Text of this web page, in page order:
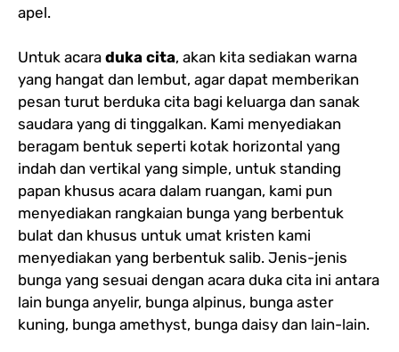
apel.
Untuk acara duka cita, akan kita sediakan warna
yang hangat dan lembut, agar dapat memberikan
pesan turut berduka cita bagi keluarga dan sanak
saudara yang di tinggalkan. Kami menyediakan
beragam bentuk seperti kotak horizontal yang
indah dan vertikal yang simple, untuk standing
papan khusus acara dalam ruangan, kami pun
menyediakan rangkaian bunga yang berbentuk
bulat dan khusus untuk umat kristen kami
menyediakan yang berbentuk salib. Jenis-jenis
bunga yang sesuai dengan acara duka cita ini antara
lain bunga anyelir, bunga alpinus, bunga aster
kuning, bunga amethyst, bunga daisy dan lain-lain.